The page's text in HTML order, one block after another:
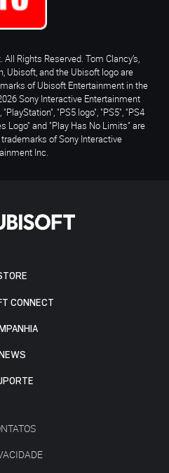
CONNECT
NEWS
Rights Reserved. Tom Clancy’s,
Ubisoft, and the Ubisoft logo are
of Ubisoft Entertainment in the
Sony Interactive Entertainment
"PS5 logo", "PS5", "PS4
Logo" and "Play Has No Limits" are
of Sony Interactive
Inc.